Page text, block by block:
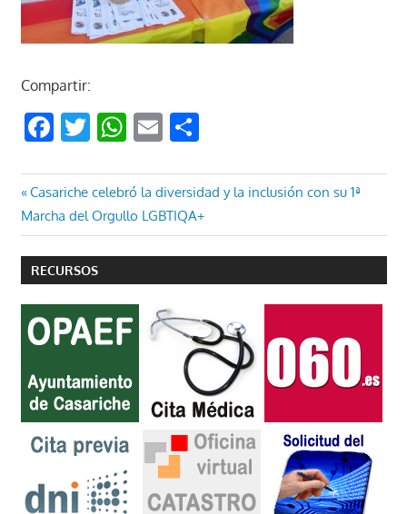
Compartir:
Facebook
Twitter
WhatsApp
EmailCompartir
Navegación
de
entradas
Entrada
anterior:
Casariche celebró la diversidad y la inclusión con su 1ª
Marcha del Orgullo LGBTIQA+
RECURSOS